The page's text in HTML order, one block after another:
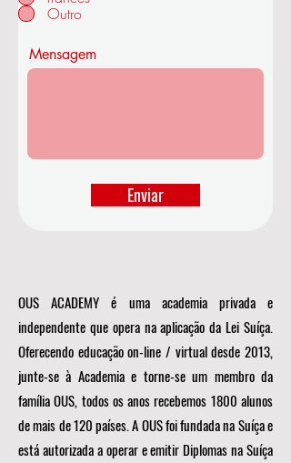
OUS ACADEMY é uma academia privada e
independente que opera na aplicação da Lei Suíça.
Oferecendo educação on-line / virtual desde 2013,
junte-se à Academia e torne-se um membro da
família OUS, todos os anos recebemos 1800 alunos
de mais de 120 países. A OUS foi fundada na Suíça e
está autorizada a operar e emitir Diplomas na Suíça
Outro
Mensagem
Enviar